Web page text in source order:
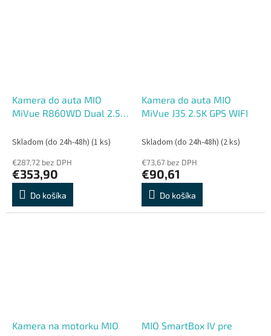
Kamera do auta MIO
MiVue R860WD Dual 2.5K
Skladom (do 24h-48h) (1 ks)
€287,72 bez DPH
€353,90
Do košíka
Kamera do auta MIO
MiVue J35 2.5K GPS WIFI
Skladom (do 24h-48h) (2 ks)
€73,67 bez DPH
€90,61
Do košíka
Kamera na motorku MIO
MIO SmartBox IV pre